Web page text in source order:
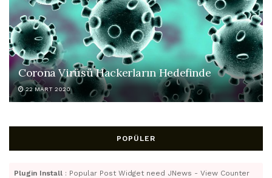
Corona Virüsü Hackerların Hedefinde
22 MART 2020
POPÜLER
Plugin Install : Popular Post Widget need JNews - View Counter